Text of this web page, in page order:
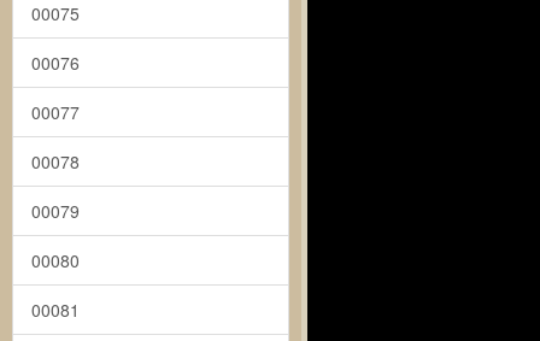
00075
00076
00077
00078
00079
00080
00081